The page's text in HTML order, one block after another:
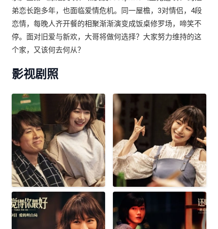
弟恋长跑多年，也面临爱情危机。同一屋檐，3对情侣，4段
恋情，每晚人齐开餐的相聚渐渐演变成饭桌修罗场，啼笑不
停。面对旧爱与新欢，大哥将做何选择？大家努力维持的这
个家，又该何去何从？
影视剧照